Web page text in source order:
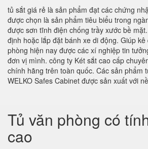
tủ sắt giá rẻ là sản phẩm đạt các chứng
được chọn là sản phẩm tiêu biểu trong
được sơn tĩnh điện chống trầy xước bề
định hoặc lắp đặt bánh xe di động. Giúp
phòng hiện nay được các xí nghiệp tin
đơn vị mình. công ty Két sắt cao cấp
chính hãng trên toàn quốc. Các sản phẩm
WELKO Safes Cabinet được sản xuất với
Tủ văn phòng có
cao